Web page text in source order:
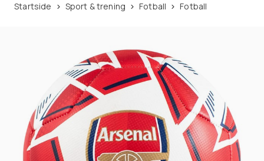
Startside Sport & trening Fotball Fotball